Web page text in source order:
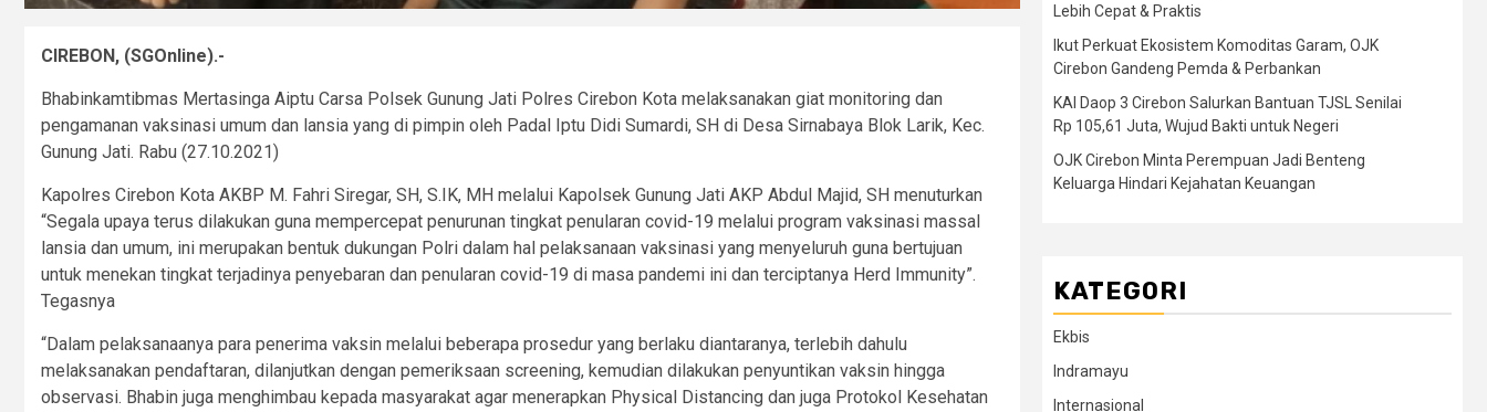
CIREBON, (SGOnline).-
Bhabinkamtibmas Mertasinga Aiptu Carsa Polsek Gunung Jati Polres Cirebon Kota melaksanakan giat monitoring dan
pengamanan vaksinasi umum dan lansia yang di pimpin oleh Padal Iptu Didi Sumardi, SH di Desa Sirnabaya Blok Larik, Kec.
Gunung Jati. Rabu (27.10.2021)
Kapolres Cirebon Kota AKBP M. Fahri Siregar, SH, S.IK, MH melalui Kapolsek Gunung Jati AKP Abdul Majid, SH menuturkan
“Segala upaya terus dilakukan guna mempercepat penurunan tingkat penularan covid-19 melalui program vaksinasi massal
lansia dan umum, ini merupakan bentuk dukungan Polri dalam hal pelaksanaan vaksinasi yang menyeluruh guna bertujuan
untuk menekan tingkat terjadinya penyebaran dan penularan covid-19 di masa pandemi ini dan terciptanya Herd Immunity”.
Tegasnya
“Dalam pelaksanaanya para penerima vaksin melalui beberapa prosedur yang berlaku diantaranya, terlebih dahulu
melaksanakan pendaftaran, dilanjutkan dengan pemeriksaan screening, kemudian dilakukan penyuntikan vaksin hingga
observasi. Bhabin juga menghimbau kepada masyarakat agar menerapkan Physical Distancing dan juga Protokol Kesehatan
Lebih Cepat & Praktis
Ikut Perkuat Ekosistem Komoditas Garam, OJK
Cirebon Gandeng Pemda & Perbankan
KAI Daop 3 Cirebon Salurkan Bantuan TJSL Senilai
Rp 105,61 Juta, Wujud Bakti untuk Negeri
OJK Cirebon Minta Perempuan Jadi Benteng
Keluarga Hindari Kejahatan Keuangan
KATEGORI
Ekbis
Indramayu
Internasional